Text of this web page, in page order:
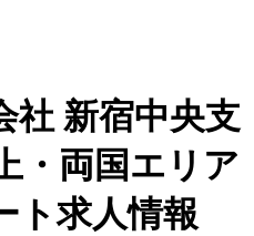
社 新宿中央支
・両国エリア
ト求人情報